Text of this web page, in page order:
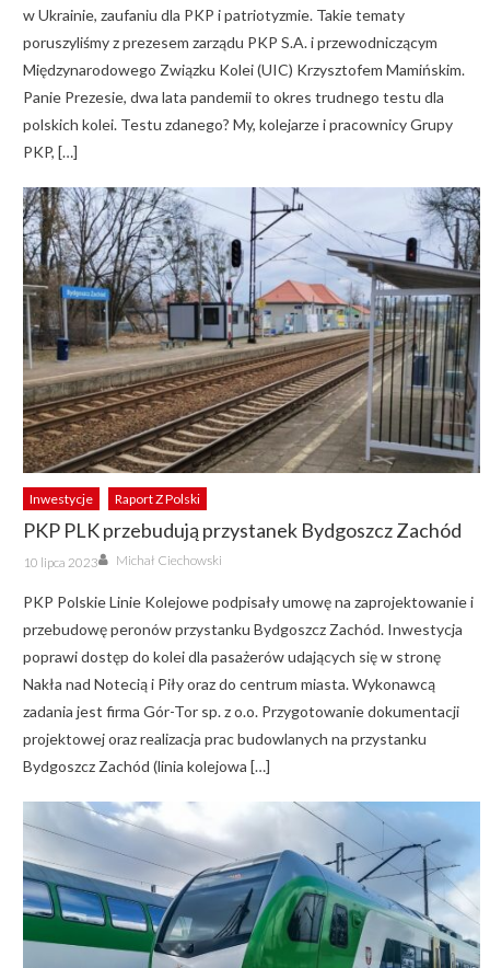
w Ukrainie, zaufaniu dla PKP i patriotyzmie. Takie tematy
poruszyliśmy z prezesem zarządu PKP S.A. i przewodniczącym
Międzynarodowego Związku Kolei (UIC) Krzysztofem Mamińskim.
Panie Prezesie, dwa lata pandemii to okres trudnego testu dla
polskich kolei. Testu zdanego? My, kolejarze i pracownicy Grupy
PKP, […]
Inwestycje Raport Z Polski
PKP PLK przebudują przystanek Bydgoszcz Zachód
Posted
on
10 lipca 2023 Author
Michał Ciechowski
PKP Polskie Linie Kolejowe podpisały umowę na zaprojektowanie i
przebudowę peronów przystanku Bydgoszcz Zachód. Inwestycja
poprawi dostęp do kolei dla pasażerów udających się w stronę
Nakła nad Notecią i Piły oraz do centrum miasta. Wykonawcą
zadania jest firma Gór-Tor sp. z o.o. Przygotowanie dokumentacji
projektowej oraz realizacja prac budowlanych na przystanku
Bydgoszcz Zachód (linia kolejowa […]